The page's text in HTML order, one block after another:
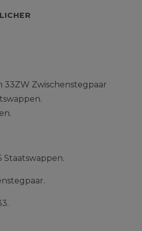
33ZW Zwischenstegpaar
Staatswappen.